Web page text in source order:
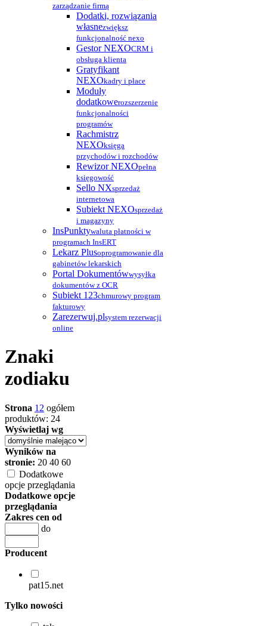
zarządzanie firmą
Dodatki, rozwiązania
własnezwiększ
funkcjonalność nexo
Gestor NEXOCRM i
obsługa klienta
Gratyfikant
NEXOkadry i płace
Moduły
dodatkowerozszerzenie
funkcjonalności
programów
Rachmistrz
NEXOksięga
przychodów i rozchodów
Rewizor NEXOpełna
księgowość
Sello NXsprzedaż
internetowa
Subiekt NEXOsprzedaż
i magazyny
InsPunktywaluta płatności w
programach InsERT
Lekarz Plusoprogramowanie dla
gabinetów lekarskich
Portal Dokumentówwysyłka
dokumentów z OCR
Subiekt 123chmurowy program
fakturowy
Zarezerwuj.plsystem rezerwacji
online
Znaki
zodiaku
Strona 1 2 ogółem
produktów: 24
Wyświetlaj wg
Wyników na
stronie: 20 40 60
Dodatkowe
opcje przeglądania
Dodatkowe opcje
przeglądania
Zakres cen od
do
Producent
pat15.net
Tylko nowości